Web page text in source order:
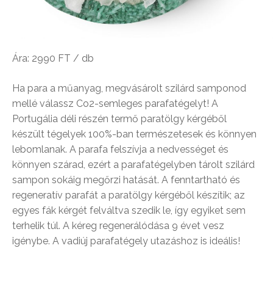
Ára: 2990 FT / db
Ha para a műanyag, megvásárolt szilárd samponod
mellé válassz Co2-semleges parafatégelyt! A
Portugália déli részén termő paratölgy kérgéből
készült tégelyek 100%-ban természetesek és könnyen
lebomlanak. A parafa felszívja a nedvességet és
könnyen szárad, ezért a parafatégelyben tárolt szilárd
sampon sokáig megőrzi hatását. A fenntartható és
regeneratív parafát a paratölgy kérgéből készítik; az
egyes fák kérgét felváltva szedik le, így egyiket sem
terhelik túl. A kéreg regenerálódása 9 évet vesz
igénybe. A vadiúj parafatégely utazáshoz is ideális!